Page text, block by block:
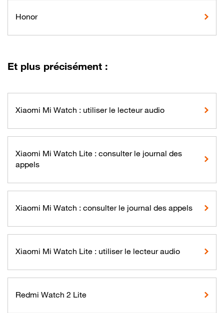
Honor
Et plus précisément :
Xiaomi Mi Watch : utiliser le lecteur audio
Xiaomi Mi Watch Lite : consulter le journal des
appels
Xiaomi Mi Watch : consulter le journal des appels
Xiaomi Mi Watch Lite : utiliser le lecteur audio
Redmi Watch 2 Lite